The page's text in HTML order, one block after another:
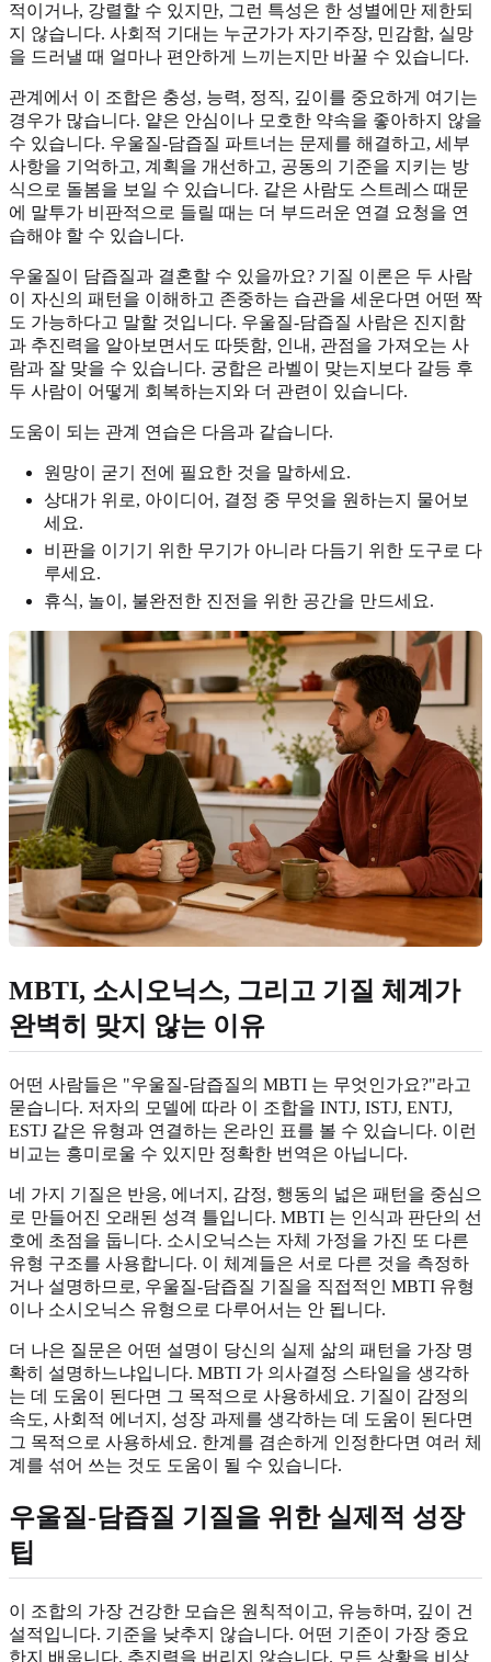
적이거나, 강렬할 수 있지만, 그런 특성은 한 성별에만 제한되
지 않습니다. 사회적 기대는 누군가가 자기주장, 민감함, 실망
을 드러낼 때 얼마나 편안하게 느끼는지만 바꿀 수 있습니다.
관계에서 이 조합은 충성, 능력, 정직, 깊이를 중요하게 여기는
경우가 많습니다. 얕은 안심이나 모호한 약속을 좋아하지 않을
수 있습니다. 우울질-담즙질 파트너는 문제를 해결하고, 세부
사항을 기억하고, 계획을 개선하고, 공동의 기준을 지키는 방
식으로 돌봄을 보일 수 있습니다. 같은 사람도 스트레스 때문
에 말투가 비판적으로 들릴 때는 더 부드러운 연결 요청을 연
습해야 할 수 있습니다.
우울질이 담즙질과 결혼할 수 있을까요? 기질 이론은 두 사람
이 자신의 패턴을 이해하고 존중하는 습관을 세운다면 어떤 짝
도 가능하다고 말할 것입니다. 우울질-담즙질 사람은 진지함
과 추진력을 알아보면서도 따뜻함, 인내, 관점을 가져오는 사
람과 잘 맞을 수 있습니다. 궁합은 라벨이 맞는지보다 갈등 후
두 사람이 어떻게 회복하는지와 더 관련이 있습니다.
도움이 되는 관계 연습은 다음과 같습니다.
원망이 굳기 전에 필요한 것을 말하세요.
상대가 위로, 아이디어, 결정 중 무엇을 원하는지 물어보
세요.
비판을 이기기 위한 무기가 아니라 다듬기 위한 도구로 다
루세요.
휴식, 놀이, 불완전한 진전을 위한 공간을 만드세요.
MBTI, 소시오닉스, 그리고 기질 체계가
완벽히 맞지 않는 이유
어떤 사람들은 "우울질-담즙질의 MBTI 는 무엇인가요?"라고
묻습니다. 저자의 모델에 따라 이 조합을 INTJ, ISTJ, ENTJ,
ESTJ 같은 유형과 연결하는 온라인 표를 볼 수 있습니다. 이런
비교는 흥미로울 수 있지만 정확한 번역은 아닙니다.
네 가지 기질은 반응, 에너지, 감정, 행동의 넓은 패턴을 중심으
로 만들어진 오래된 성격 틀입니다. MBTI 는 인식과 판단의 선
호에 초점을 둡니다. 소시오닉스는 자체 가정을 가진 또 다른
유형 구조를 사용합니다. 이 체계들은 서로 다른 것을 측정하
거나 설명하므로, 우울질-담즙질 기질을 직접적인 MBTI 유형
이나 소시오닉스 유형으로 다루어서는 안 됩니다.
더 나은 질문은 어떤 설명이 당신의 실제 삶의 패턴을 가장 명
확히 설명하느냐입니다. MBTI 가 의사결정 스타일을 생각하
는 데 도움이 된다면 그 목적으로 사용하세요. 기질이 감정의
속도, 사회적 에너지, 성장 과제를 생각하는 데 도움이 된다면
그 목적으로 사용하세요. 한계를 겸손하게 인정한다면 여러 체
계를 섞어 쓰는 것도 도움이 될 수 있습니다.
우울질-담즙질 기질을 위한 실제적 성장
팁
이 조합의 가장 건강한 모습은 원칙적이고, 유능하며, 깊이 건
설적입니다. 기준을 낮추지 않습니다. 어떤 기준이 가장 중요
한지 배웁니다. 추진력을 버리지 않습니다. 모든 상황을 비상